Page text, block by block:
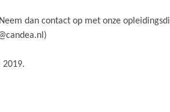
dan contact op met onze